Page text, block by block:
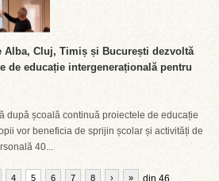
Cluj, Timiș și București dezvoltă
de educație intergenerațională pentru
după școală continuă proiectele de educație
vor beneficia de sprijin școlar și activități de
40...
4 5 6 7 8 din 46
› »